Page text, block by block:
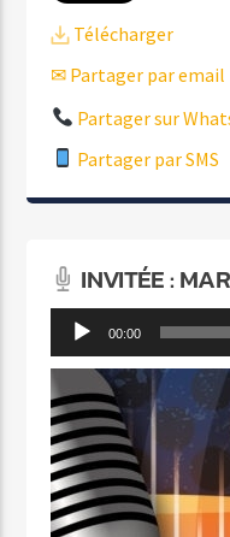
Télécharger
✉ Partager par email
Partager sur
Partager par SMS
INVITÉE :
Lecteur 00:00